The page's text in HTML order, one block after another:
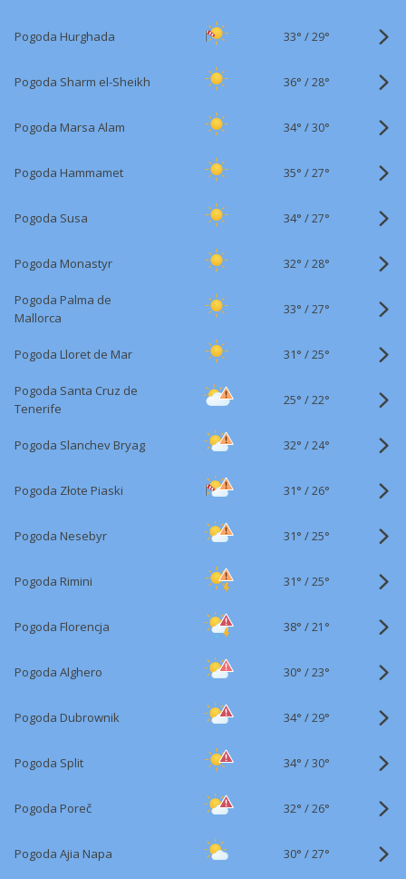
Pogoda Hurghada 33° /29°
Pogoda Sharm el-Sheikh 36° /28°
Pogoda Marsa Alam 34° /30°
Pogoda Hammamet 35° /27°
Pogoda Susa 34° /27°
Pogoda Monastyr 32° /28°
Pogoda Palma de
Mallorca
33° /27°
Pogoda Lloret de Mar 31° /25°
Pogoda Santa Cruz de
Tenerife
25° /22°
Pogoda Slanchev Bryag 32° /24°
Pogoda Złote Piaski 31° /26°
Pogoda Nesebyr 31° /25°
Pogoda Rimini 31° /25°
Pogoda Florencja 38° /21°
Pogoda Alghero 30° /23°
Pogoda Dubrownik 34° /29°
Pogoda Split 34° /30°
Pogoda Poreč 32° /26°
Pogoda Ajia Napa 30° /27°